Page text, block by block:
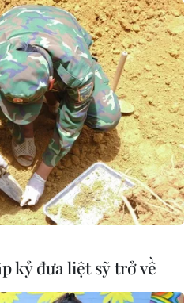
kỷ đưa liệt sỹ trở về